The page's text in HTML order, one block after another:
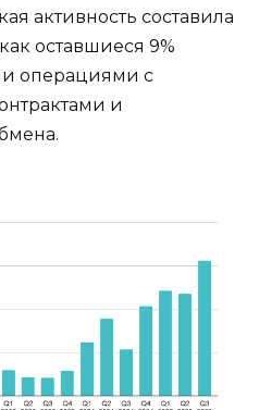
активность составила
оставшиеся 9%
операциями с
и